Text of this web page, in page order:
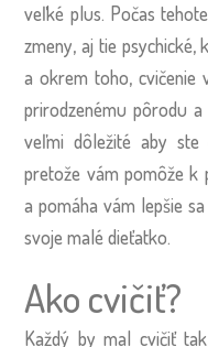
veľké plus. Počas
zmeny, aj tie psychické,
a okrem toho, cvičenie
prirodzenému pôrodu
veľmi dôležité aby ste
pretože vám pomôže k
a pomáha vám lepšie
svoje malé dieťatko.
Ako cvičiť?
Každý by mal cvičiť